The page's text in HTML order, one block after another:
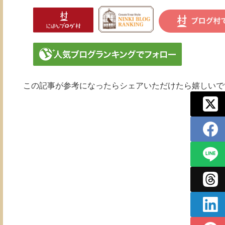
この記事が参考になったらシェアいただけたら嬉しい